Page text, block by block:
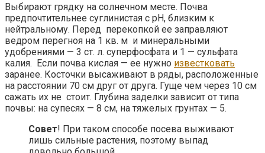
Выбирают грядку на солнечном месте. Почва
предпочтительнее суглинистая с pН, близким к
нейтральному. Перед перекопкой ее заправляют
ведром перегноя на 1 кв. м и минеральными
удобрениями — 3 ст. л. суперфосфата и 1 — сульфата
калия. Если почва кислая — ее нужно известковать
заранее. Косточки высаживают в ряды, расположенные
на расстоянии 70 см друг от друга. Гуще чем через 10 см
сажать их не стоит. Глубина заделки зависит от типа
почвы: на супесях — 8 см, на тяжелых грунтах — 5.
Совет! При таком способе посева выживают
лишь сильные растения, поэтому выпад